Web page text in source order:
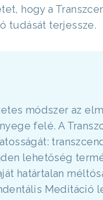
hogy a
tudását terjessze.
módszer az
felé. A
lehetőség
határtalan
Meditáció